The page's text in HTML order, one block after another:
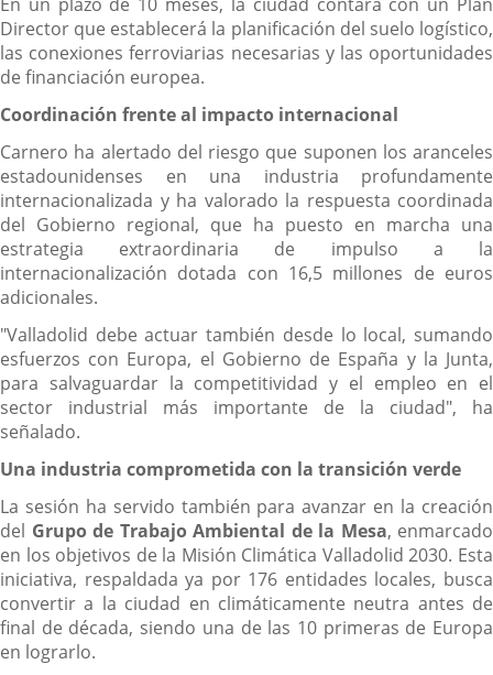
Director que establecerá la planificación del suelo logístico,
las conexiones ferroviarias necesarias y las oportunidades
de financiación europea.
Coordinación frente al impacto internacional
Carnero ha alertado del riesgo que suponen los aranceles
estadounidenses en una industria profundamente
internacionalizada y ha valorado la respuesta coordinada
del Gobierno regional, que ha puesto en marcha una
estrategia extraordinaria de impulso a la
internacionalización dotada con 16,5 millones de euros
adicionales.
"Valladolid debe actuar también desde lo local, sumando
esfuerzos con Europa, el Gobierno de España y la Junta,
para salvaguardar la competitividad y el empleo en el
sector industrial más importante de la ciudad", ha
señalado.
Una industria comprometida con la transición verde
La sesión ha servido también para avanzar en la creación
del Grupo de Trabajo Ambiental de la Mesa, enmarcado
en los objetivos de la Misión Climática Valladolid 2030. Esta
iniciativa, respaldada ya por 176 entidades locales, busca
convertir a la ciudad en climáticamente neutra antes de
final de década, siendo una de las 10 primeras de Europa
en lograrlo.